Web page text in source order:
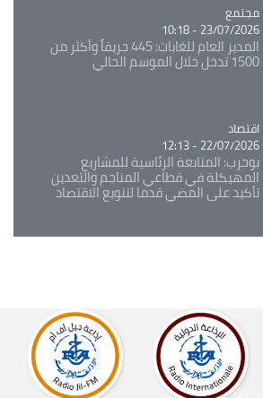
Catégorie
مجتمع
23/07/2026 - 10:18
المدير العام للغابات: 445 حريقاً وأكثر من
1500 تدخل خلال الموسم الحالي
Catégorie
اقتصاد
22/07/2026 - 12:13
بوحرب: المتابعة الرئاسية للمشاريع
المهيكلة في قطاعي المناجم والتعدين
تأكيد على المضي قدما لتنويع الاقتصاد